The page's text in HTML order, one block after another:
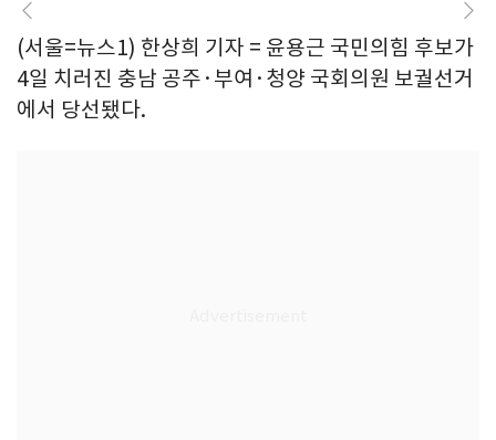
(서울=뉴스1) 한상희 기자 = 윤용근 국민의힘 후보가
4일 치러진 충남 공주·부여·청양 국회의원 보궐선거
에서 당선됐다.